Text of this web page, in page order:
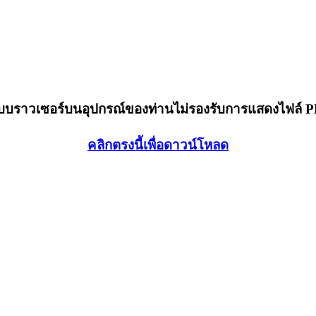
บราวเซอร์บนอุปกรณ์ของท่านไม่รองรับการแสดงไฟล์
คลิกตรงนี้เพื่อดาวน์โหลด